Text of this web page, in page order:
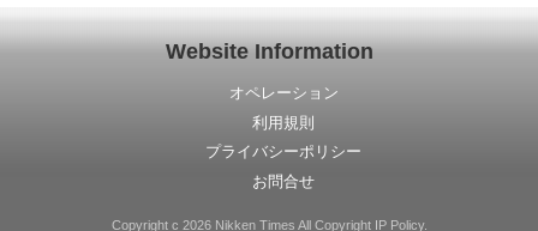
Website Information
オペレーション
利用規則
プライバシーポリシー
お問合せ
Copyright c 2026 Nikken Times All Copyright IP Policy.